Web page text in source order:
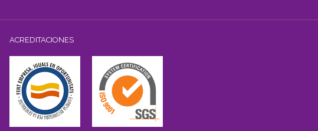
ACREDITACIONES